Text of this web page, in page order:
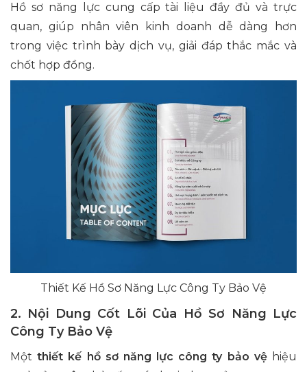
Hồ sơ năng lực cung cấp tài liệu đầy đủ và trực
quan, giúp nhân viên kinh doanh dễ dàng hơn
trong việc trình bày dịch vụ, giải đáp thắc mắc và
chốt hợp đồng.
Thiết Kế Hồ Sơ Năng Lực Công Ty Bảo Vệ
2. Nội Dung Cốt Lõi Của Hồ Sơ Năng Lực
Công Ty Bảo Vệ
Mộtthiết kế hồ sơ năng lực công ty bảo vệhiệu